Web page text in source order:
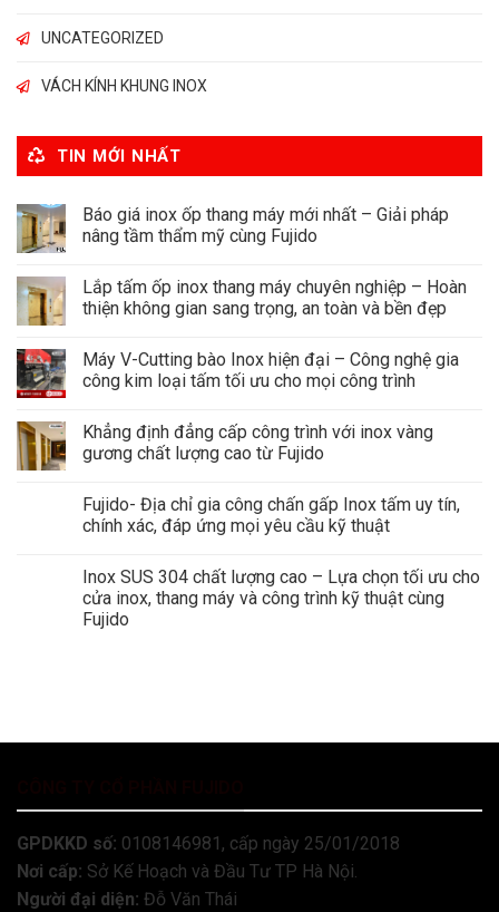
UNCATEGORIZED
VÁCH KÍNH KHUNG INOX
TIN MỚI NHẤT
Báo giá inox ốp thang máy mới nhất – Giải pháp
nâng tầm thẩm mỹ cùng Fujido
Lắp tấm ốp inox thang máy chuyên nghiệp – Hoàn
thiện không gian sang trọng, an toàn và bền đẹp
Máy V-Cutting bào Inox hiện đại – Công nghệ gia
công kim loại tấm tối ưu cho mọi công trình
Khẳng định đẳng cấp công trình với inox vàng
gương chất lượng cao từ Fujido
Fujido- Địa chỉ gia công chấn gấp Inox tấm uy tín,
chính xác, đáp ứng mọi yêu cầu kỹ thuật
Inox SUS 304 chất lượng cao – Lựa chọn tối ưu cho
cửa inox, thang máy và công trình kỹ thuật cùng
Fujido
GPDKKD số: 0108146981, cấp ngày 25/01/2018
Nơi cấp: Sở Kế Hoạch và Đầu Tư TP Hà Nội.
Người đại diện: Đỗ Văn Thái